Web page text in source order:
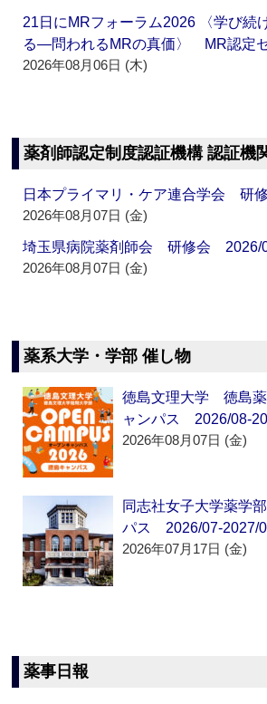
21日にMRフォーラム2026 〈学び続
る―問われるMRの真価〉 MR認定
2026年08月06日 (木)
薬剤師認定制度認証機構 認証機
日本プライマリ・ケア連合学会 研
2026年08月07日 (金)
埼玉県病院薬剤師会 研修会 2026/
2026年08月07日 (金)
薬系大学・学部 催し物
徳島文理大学 徳島
ャンパス 2026/08-
2026年08月07日 (金)
同志社女子大学薬学
パス 2026/07-2027/
2026年07月17日 (金)
薬事日報